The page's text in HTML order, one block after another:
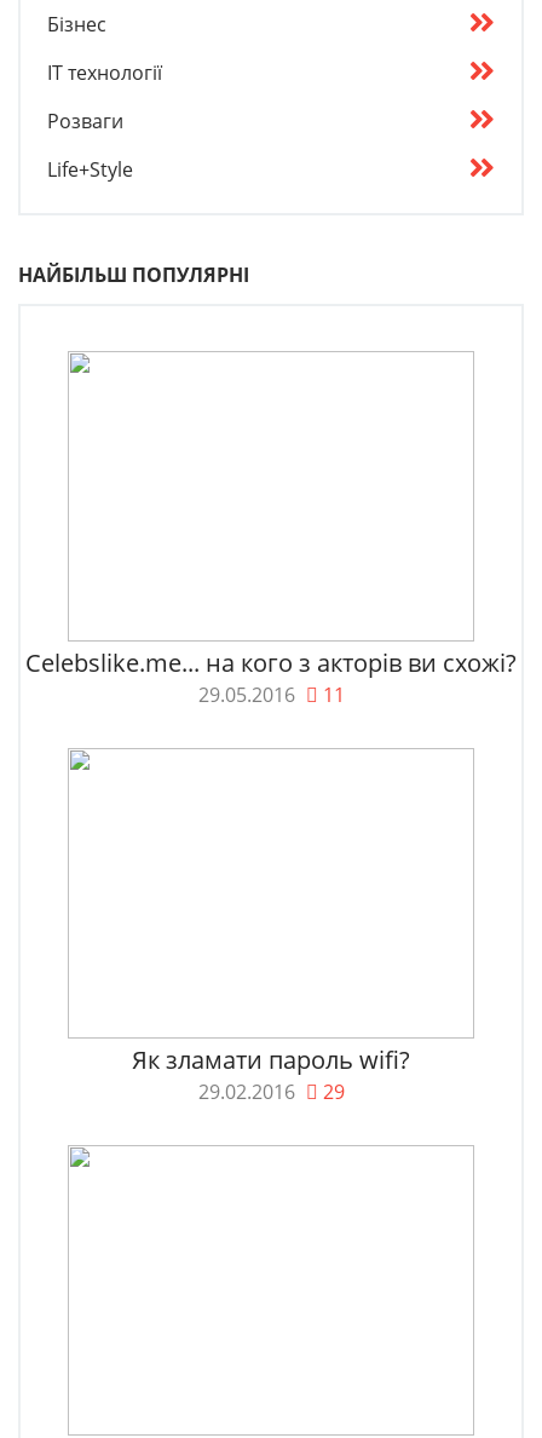
Бізнес
IT технології
Розваги
Life+Style
НАЙБІЛЬШ ПОПУЛЯРНІ
Celebslike.me... на кого з акторів ви схожі?
29.05.2016 11
Як зламати пароль wifi?
29.02.2016 29